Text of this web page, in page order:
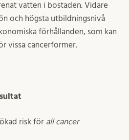
vatten i bostaden. Vidare
och högsta utbildningsnivå
förhållanden, som kan
vissa cancerformer.
risk för all cancer